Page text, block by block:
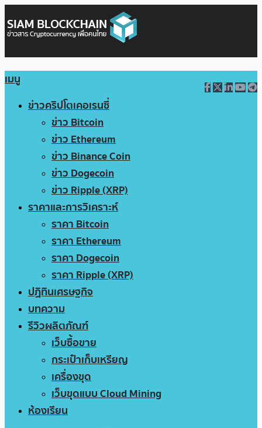
เมนู
ข่าวคริปโตเคอเรนซี่
ข่าว Bitcoin
ข่าว Ethereum
ข่าว Binance Coin
ข่าว Dogecoin
ข่าว Ripple (XRP)
ราคาและการวิเคราะห์
ราคา Bitcoin
ราคา Ethereum
ราคา Dogecoin
ราคา Ripple (XRP)
ปฏิทินเศรษฐกิจ
บทความ
รีวิวผลิตภัณฑ์
เว็บซื้อขาย
กระเป๋าเก็บเหรียญ
เครื่องขุด
เว็บขุดแบบ Cloud Mining
ห้องเรียน